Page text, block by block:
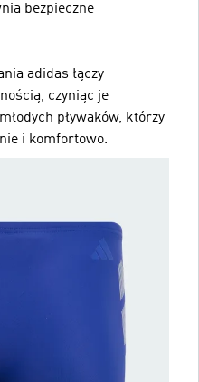
bezpieczne
adidas łączy
czyniąc je
pływaków, którzy
i komfortowo.